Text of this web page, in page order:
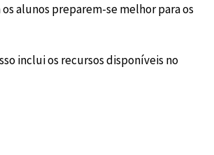
alunos preparem-se melhor para os
inclui os recursos disponíveis no